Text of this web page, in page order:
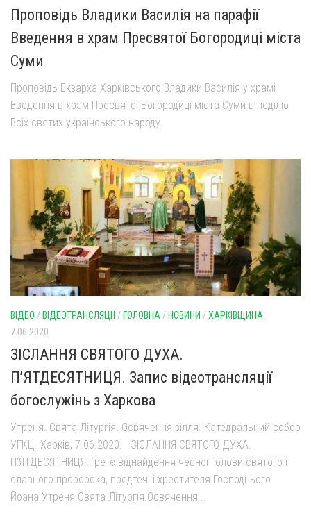
Проповідь Владики Василія на парафії
Введення в храм Пресвятої Богородиці міста
Суми
Проповідь Екзарха Харківського Владики Василія у храмі
Введення в храм Пресвятої Богородиці міста Суми в неділю
Всіх святих українського народу.
ВІДЕО / ВІДЕОТРАНСЛЯЦІЇ / ГОЛОВНА / НОВИНИ /ХАРКІВЩИНА
7.06.2020
ЗІСЛАННЯ СВЯТОГО ДУХА.
П’ЯТДЕСЯТНИЦЯ. Запис відеотрансляції
богослужінь з Харкова
Утреня. Свята Літургія. Освячення зілля. Катедральний собор
УГКЦ. Харків, 7.06.2020. ЗІСЛАННЯ СВЯТОГО ДУХА.
П’ЯТДЕСЯТНИЦЯ.Третє віднайдення чесної голови святого і
славного проророка, предтечі і хрестителя Господнього
Йоана.Утреня.Свята Літургія.Освячення...